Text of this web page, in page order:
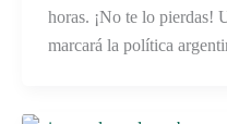
horas. ¡No te lo pierdas!
marcará la política